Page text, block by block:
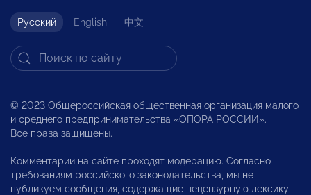
Русский English 中文
© 2023 Общероссийская общественная организация малого
и среднего предпринимательства «ОПОРА РОССИИ».
Все права защищены.
Комментарии на сайте проходят модерацию. Согласно
требованиям российского законодательства, мы не
публикуем сообщения, содержащие нецензурную лексику